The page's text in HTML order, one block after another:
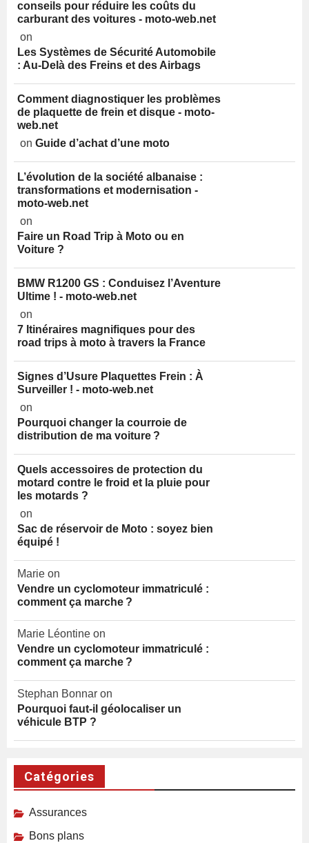
conseils pour réduire les coûts du
carburant des voitures - moto-web.net
on
Les Systèmes de Sécurité Automobile
: Au-Delà des Freins et des Airbags
Comment diagnostiquer les problèmes
de plaquette de frein et disque - moto-
web.net
on Guide d’achat d’une moto
L’évolution de la société albanaise :
transformations et modernisation -
moto-web.net
on
Faire un Road Trip à Moto ou en
Voiture ?
BMW R1200 GS : Conduisez l’Aventure
Ultime ! - moto-web.net
on
7 Itinéraires magnifiques pour des
road trips à moto à travers la France
Signes d’Usure Plaquettes Frein : À
Surveiller ! - moto-web.net
on
Pourquoi changer la courroie de
distribution de ma voiture ?
Quels accessoires de protection du
motard contre le froid et la pluie pour
les motards ?
on
Sac de réservoir de Moto : soyez bien
équipé !
Marie on
Vendre un cyclomoteur immatriculé :
comment ça marche ?
Marie Léontine on
Vendre un cyclomoteur immatriculé :
comment ça marche ?
Stephan Bonnar on
Pourquoi faut-il géolocaliser un
véhicule BTP ?
Catégories
Assurances
Bons plans